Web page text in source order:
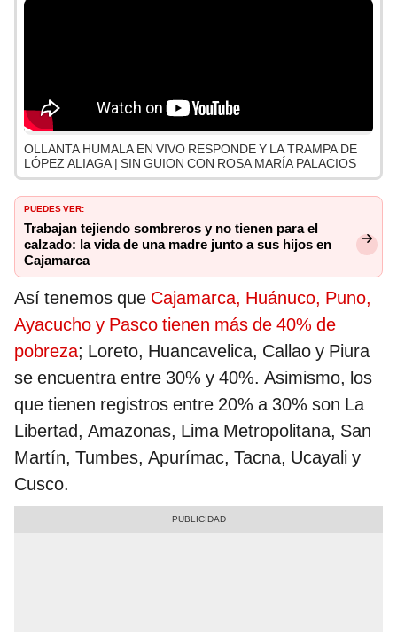
OLLANTA HUMALA EN VIVO RESPONDE Y LA TRAMPA DE
LÓPEZ ALIAGA | SIN GUION CON ROSA MARÍA PALACIOS
PUEDES VER:
Trabajan tejiendo sombreros y no tienen para el
calzado: la vida de una madre junto a sus hijos en
Cajamarca
Así tenemos que Cajamarca, Huánuco, Puno,
Ayacucho y Pasco tienen más de 40% de
pobreza; Loreto, Huancavelica, Callao y Piura
se encuentra entre 30% y 40%. Asimismo, los
que tienen registros entre 20% a 30% son La
Libertad, Amazonas, Lima Metropolitana, San
Martín, Tumbes, Apurímac, Tacna, Ucayali y
Cusco.